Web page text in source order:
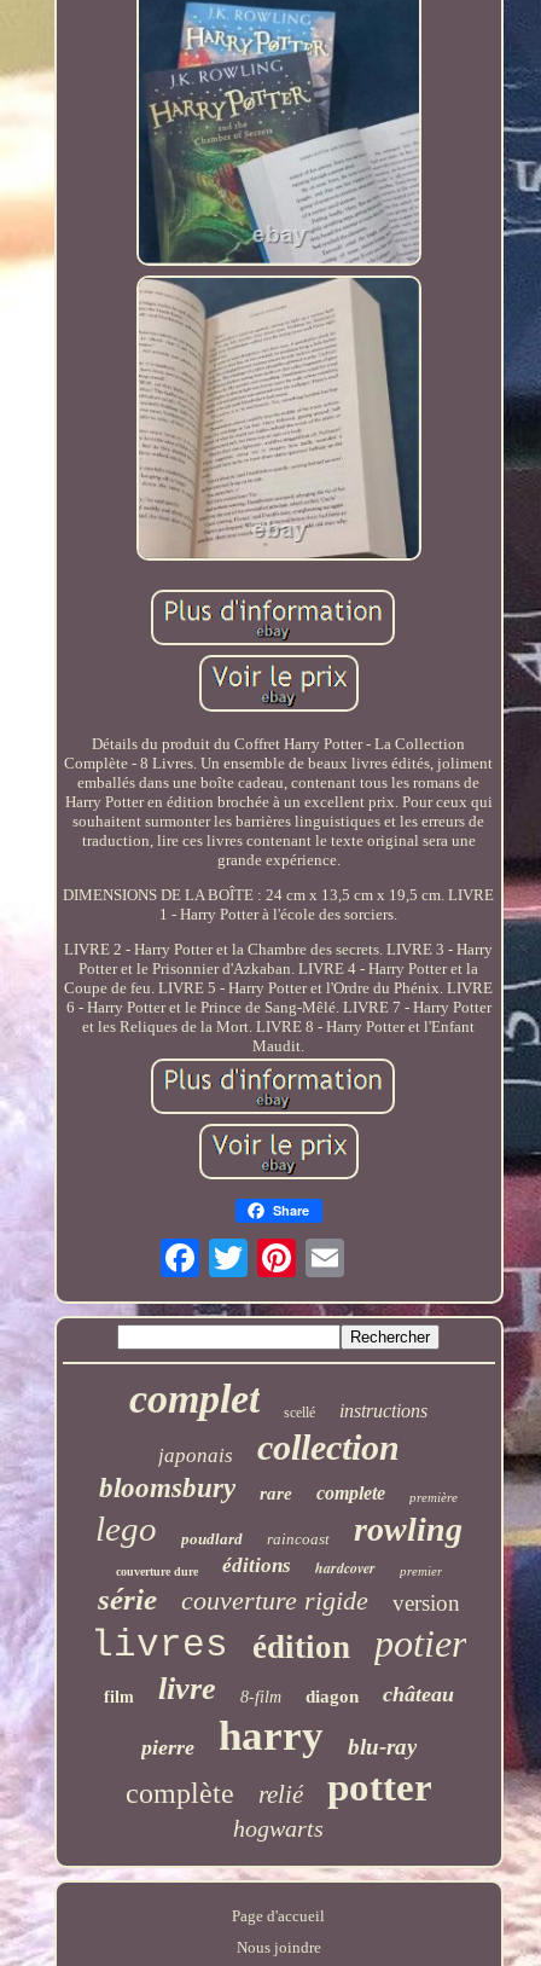
Détails du produit du Coffret Harry Potter - La Collection
Complète - 8 Livres. Un ensemble de beaux livres édités, joliment
emballés dans une boîte cadeau, contenant tous les romans de
Harry Potter en édition brochée à un excellent prix. Pour ceux qui
souhaitent surmonter les barrières linguistiques et les erreurs de
traduction, lire ces livres contenant le texte original sera une
grande expérience.
DIMENSIONS DE LA BOÎTE : 24 cm x 13,5 cm x 19,5 cm. LIVRE
1 - Harry Potter à l'école des sorciers.
LIVRE 2 - Harry Potter et la Chambre des secrets. LIVRE 3 - Harry
Potter et le Prisonnier d'Azkaban. LIVRE 4 - Harry Potter et la
Coupe de feu. LIVRE 5 - Harry Potter et l'Ordre du Phénix. LIVRE
6 - Harry Potter et le Prince de Sang-Mêlé. LIVRE 7 - Harry Potter
et les Reliques de la Mort. LIVRE 8 - Harry Potter et l'Enfant
Maudit.
Share
complet scellé instructions
japonais collection
bloomsbury rare complete première
lego poudlard raincoast rowling
couverture dure éditions hardcover premier
série couverture rigide version
livres édition potier
film livre 8-film diagon château
pierre harry blu-ray
complète relié potter
hogwarts
Page d'accueil
Nous joindre